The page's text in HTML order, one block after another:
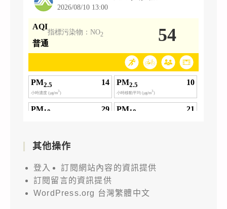
其他操作
登入
訂閱網站內容的資訊提供
訂閱留言的資訊提供
WordPress.org 台灣繁體中文